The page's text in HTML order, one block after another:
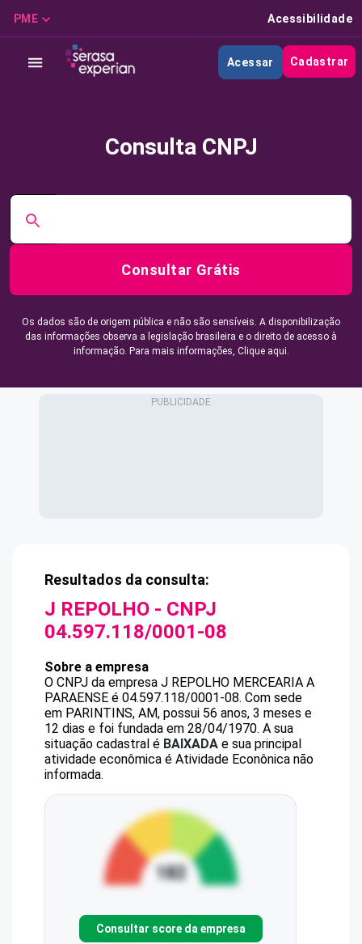
PME Acessibilidade
Acessar Cadastrar
Consulta CNPJ
Consultar Grátis
Os dados são de origem pública e não são sensíveis. A disponibilização
das informações observa a legislação brasileira e o direito de acesso à
informação. Para mais informações, Clique aqui.
Resultados da consulta:
J REPOLHO - CNPJ
04.597.118/0001-08
Sobre a empresa
O CNPJ da empresa J REPOLHO MERCEARIA A
PARAENSE é 04.597.118/0001-08. Com sede
em PARINTINS, AM, possui 56 anos, 3 meses e
12 dias e foi fundada em 28/04/1970. A sua
situação cadastral é BAIXADA e sua principal
atividade econômica é Atividade Econônica não
informada.
Consultar score da empresa